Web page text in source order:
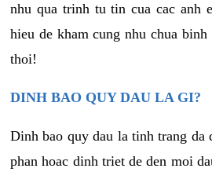
nhu qua trinh tu tin cua cac anh
hieu de kham cung nhu chua
thoi!
DINH BAO QUY DAU LA GI?
Dinh bao quy dau la tinh trang da
phan hoac dinh triet de den moi